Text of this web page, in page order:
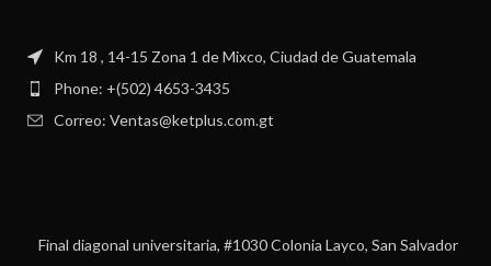
Km 18 , 14-15 Zona 1 de Mixco, Ciudad de Guatemala
Phone: +(502) 4653-3435
Correo: Ventas@ketplus.com.gt
Final diagonal universitaria, #1030 Colonia Layco, San Salvador